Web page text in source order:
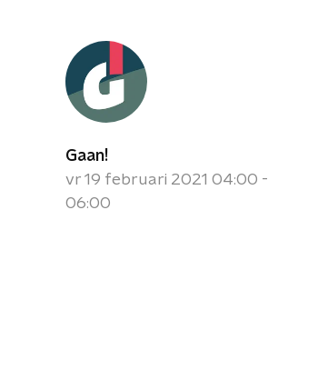
Gaan!
vr 19 februari 2021 04:00 -
06:00